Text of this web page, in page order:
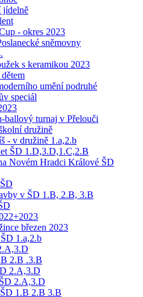
jídelně
- okres 2023
sněmovny
s keramikou 2023
umění podruhé
speciál
ballový turnaj v Přelouči
družině
- v družině 1.a,2.b
ŠD 1.D,3.D,1.C,2.B
Novém Hradci Králové ŠD
v ŠD 1.B, 2.B, 3.B
březen 2023
1.a,2.b
2.B .3.B
2.A,3.D
2.A,3.D
1.B 2.B 3.B